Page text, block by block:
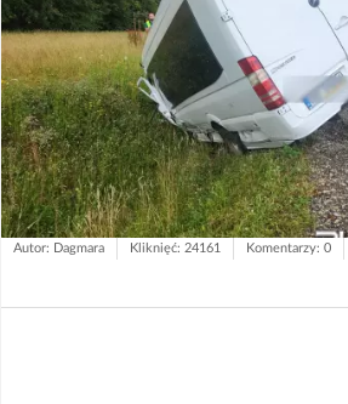
Autor: Dagmara Kliknięć: 24161 Komentarzy: 0